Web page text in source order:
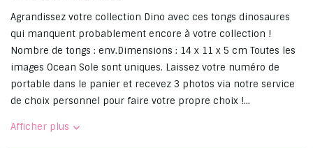
Agrandissez votre collection Dino avec ces tongs dinosaures
qui manquent probablement encore à votre collection !
Nombre de tongs : env.Dimensions : 14 x 11 x 5 cm Toutes les
images Ocean Sole sont uniques. Laissez votre numéro de
portable dans le panier et recevez 3 photos via notre service
de choix personnel pour faire votre propre choix !...
Afficher plus